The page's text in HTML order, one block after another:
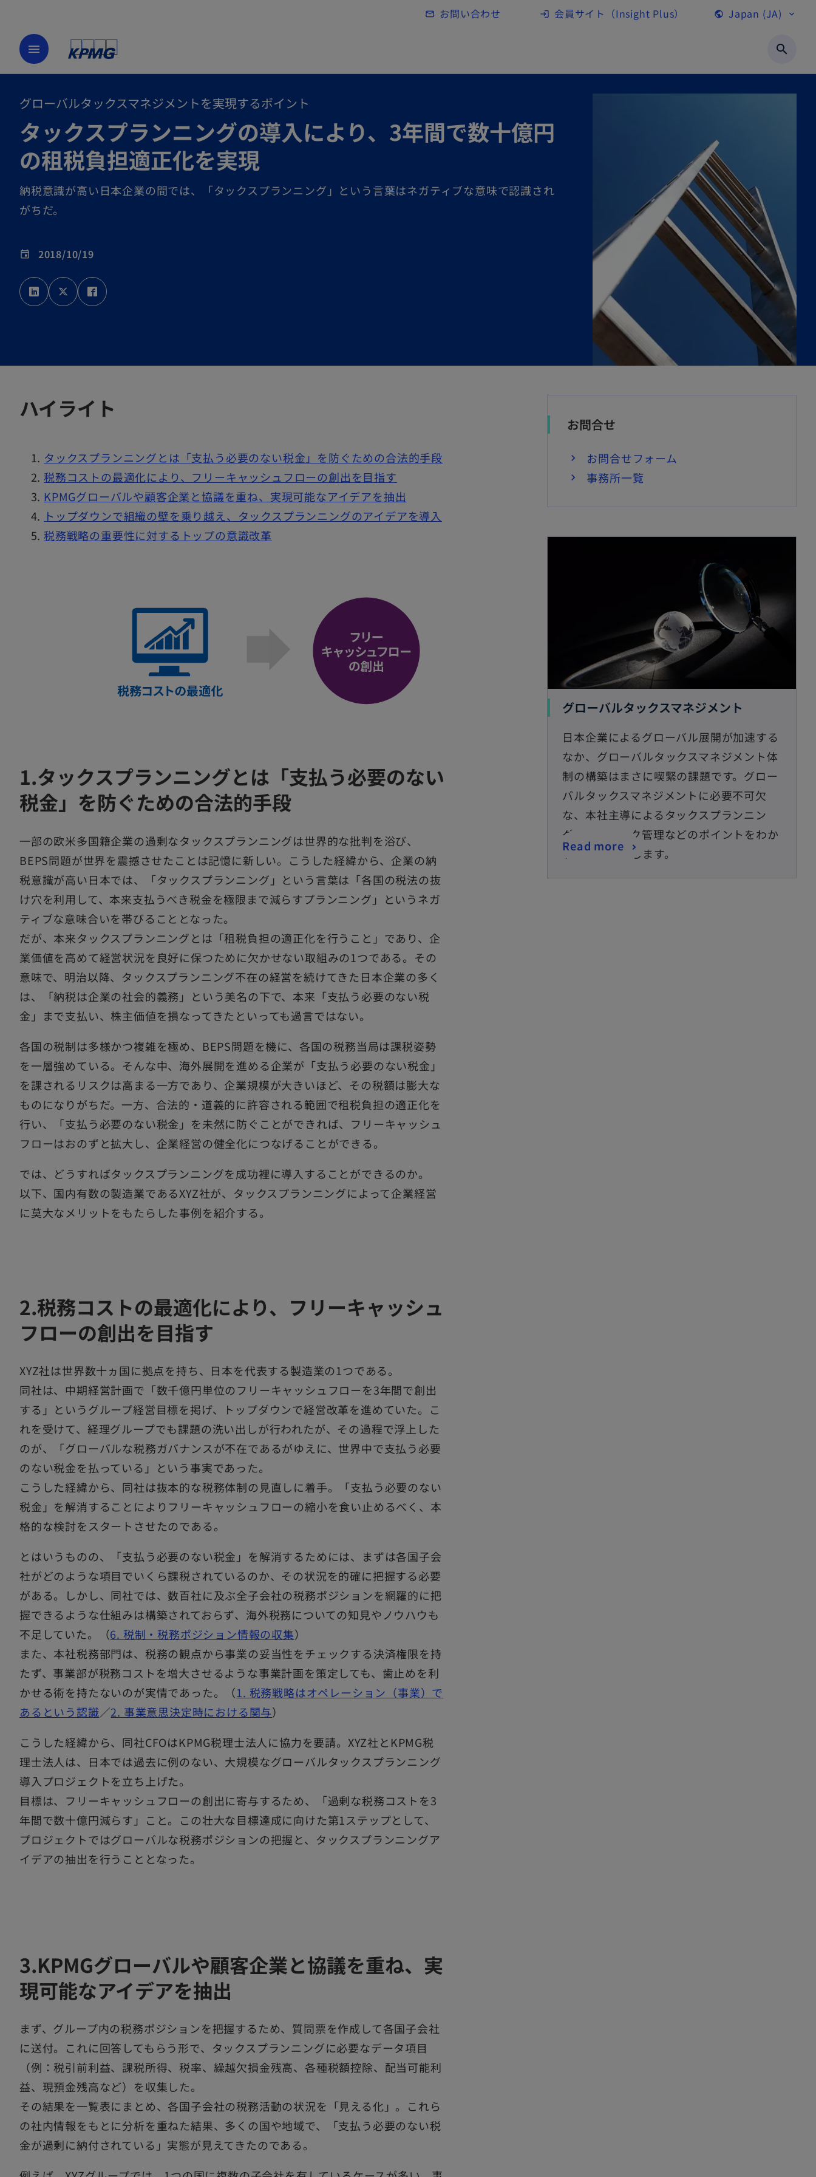
Skip to main content
mail_outline お問い合わせ login 会員サイト（Insight Plus）
新
で
開
public Japan (JA) expand_more
menu search
グローバルタックスマネジメントを実現するポイント
タックスプランニングの導入により、3年間で数十億円
の租税負担適正化を実現
納税意識が高い日本企業の間では、「タックスプランニング」という言葉はネガティブな意味で認識され
がちだ。
event 2018/10/19
新
し
で
新
し
で
で
ハイライト
タックスプランニングとは「支払う必要のない税金」を防ぐための合法的手段
税務コストの最適化により、フリーキャッシュフローの創出を目指す
KPMGグローバルや顧客企業と協議を重ね、実現可能なアイデアを抽出
トップダウンで組織の壁を乗り越え、タックスプランニングのアイデアを導入
税務戦略の重要性に対するトップの意識改革
1.タックスプランニングとは「支払う必要のない
税金」を防ぐための合法的手段
一部の欧米多国籍企業の過剰なタックスプランニングは世界的な批判を浴び、
BEPS問題が世界を震撼させたことは記憶に新しい。こうした経緯から、企業の納
税意識が高い日本では、「タックスプランニング」という言葉は「各国の税法の抜
け穴を利用して、本来支払うべき税金を極限まで減らすプランニング」というネガ
ティブな意味合いを帯びることとなった。
だが、本来タックスプランニングとは「租税負担の適正化を行うこと」であり、企
業価値を高めて経営状況を良好に保つために欠かせない取組みの1つである。その
意味で、明治以降、タックスプランニング不在の経営を続けてきた日本企業の多く
は、「納税は企業の社会的義務」という美名の下で、本来「支払う必要のない税
金」まで支払い、株主価値を損なってきたといっても過言ではない。
各国の税制は多様かつ複雑を極め、BEPS問題を機に、各国の税務当局は課税姿勢
を一層強めている。そんな中、海外展開を進める企業が「支払う必要のない税金」
を課されるリスクは高まる一方であり、企業規模が大きいほど、その税額は膨大な
ものになりがちだ。一方、合法的・道義的に許容される範囲で租税負担の適正化を
行い、「支払う必要のない税金」を未然に防ぐことができれば、フリーキャッシュ
フローはおのずと拡大し、企業経営の健全化につなげることができる。
では、どうすればタックスプランニングを成功裡に導入することができるのか。
以下、国内有数の製造業であるXYZ社が、タックスプランニングによって企業経営
に莫大なメリットをもたらした事例を紹介する。
2.税務コストの最適化により、フリーキャッシュ
フローの創出を目指す
XYZ社は世界数十ヵ国に拠点を持ち、日本を代表する製造業の1つである。
同社は、中期経営計画で「数千億円単位のフリーキャッシュフローを3年間で創出
する」というグループ経営目標を掲げ、トップダウンで経営改革を進めていた。こ
れを受けて、経理グループでも課題の洗い出しが行われたが、その過程で浮上した
のが、「グローバルな税務ガバナンスが不在であるがゆえに、世界中で支払う必要
のない税金を払っている」という事実であった。
こうした経緯から、同社は抜本的な税務体制の見直しに着手。「支払う必要のない
税金」を解消することによりフリーキャッシュフローの縮小を食い止めるべく、本
格的な検討をスタートさせたのである。
とはいうものの、「支払う必要のない税金」を解消するためには、まずは各国子会
社がどのような項目でいくら課税されているのか、その状況を的確に把握する必要
がある。しかし、同社では、数百社に及ぶ全子会社の税務ポジションを網羅的に把
握できるような仕組みは構築されておらず、海外税務についての知見やノウハウも
不足していた。（6. 税制・税務ポジション情報の収集）
また、本社税務部門は、税務の観点から事業の妥当性をチェックする決済権限を持
たず、事業部が税務コストを増大させるような事業計画を策定しても、歯止めを利
かせる術を持たないのが実情であった。（1. 税務戦略はオペレーション（事業）で
あるという認識／2. 事業意思決定時における関与）
こうした経緯から、同社CFOはKPMG税理士法人に協力を要請。XYZ社とKPMG税
理士法人は、日本では過去に例のない、大規模なグローバルタックスプランニング
導入プロジェクトを立ち上げた。
目標は、フリーキャッシュフローの創出に寄与するため、「過剰な税務コストを3
年間で数十億円減らす」こと。この壮大な目標達成に向けた第1ステップとして、
プロジェクトではグローバルな税務ポジションの把握と、タックスプランニングア
イデアの抽出を行うこととなった。
3.KPMGグローバルや顧客企業と協議を重ね、実
現可能なアイデアを抽出
まず、グループ内の税務ポジションを把握するため、質問票を作成して各国子会社
に送付。これに回答してもらう形で、タックスプランニングに必要なデータ項目
（例：税引前利益、課税所得、税率、繰越欠損金残高、各種税額控除、配当可能利
益、現預金残高など）を収集した。
その結果を一覧表にまとめ、各国子会社の税務活動の状況を「見える化」。これら
の社内情報をもとに分析を重ねた結果、多くの国や地域で、「支払う必要のない税
金が過剰に納付されている」実態が見えてきたのである。
お問合せ
お問合せフォーム
事務所一覧
グローバルタックスマネジメント
日本企業によるグローバル展開が加速する
なか、グローバルタックスマネジメント体
制の構築はまさに喫緊の課題です。グロー
バルタックスマネジメントに必要不可欠
な、本社主導によるタックスプランニン
グ、税務リスク管理などのポイントをわか
りやすく解説します。
Read more